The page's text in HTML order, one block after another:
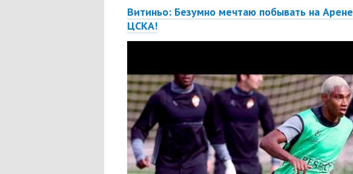
Витиньо: Безумно мечтаю побывать на Арене
ЦСКА!